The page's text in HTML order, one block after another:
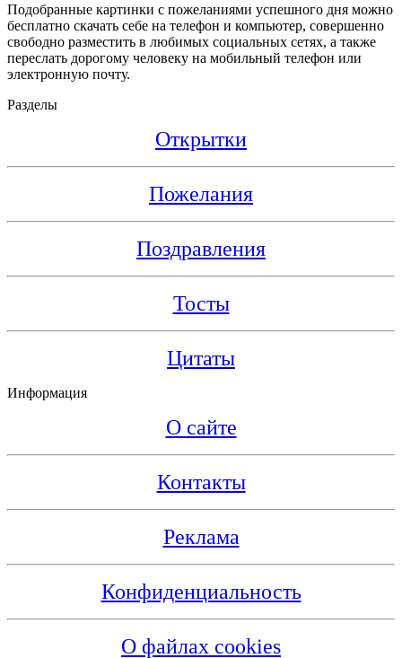
Подобранные картинки с пожеланиями успешного дня можно
бесплатно скачать себе на телефон и компьютер, совершенно
свободно разместить в любимых социальных сетях, а также
переслать дорогому человеку на мобильный телефон или
электронную почту.
Разделы
Открытки
Пожелания
Поздравления
Тосты
Цитаты
Информация
О сайте
Контакты
Реклама
Конфиденциальность
О файлах cookies